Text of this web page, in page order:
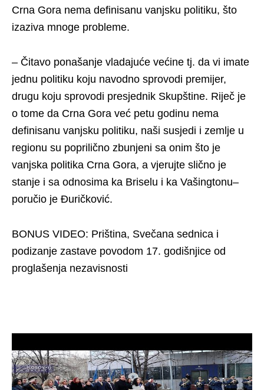
Crna Gora nema definisanu vanjsku politiku, što
izaziva mnoge probleme.
– Čitavo ponašanje vladajuće većine tj. da vi imate
jednu politiku koju navodno sprovodi premijer,
drugu koju sprovodi presjednik Skupštine. Riječ je
o tome da Crna Gora već petu godinu nema
definisanu vanjsku politiku, naši susjedi i zemlje u
regionu su poprilično zbunjeni sa onim što je
vanjska politika Crna Gora, a vjerujte slično je
stanje i sa odnosima ka Briselu i ka Vašingtonu–
poručio je Đuričković.
BONUS VIDEO: Priština, Svečana sednica i
podizanje zastave povodom 17. godišnjice od
proglašenja nezavisnosti